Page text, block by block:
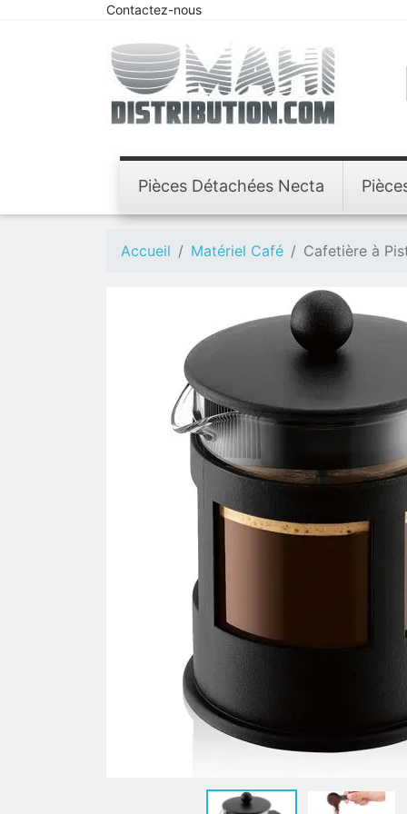
Contactez-nous
Pièces Détachées Necta
Accueil Matériel Café Cafetière à